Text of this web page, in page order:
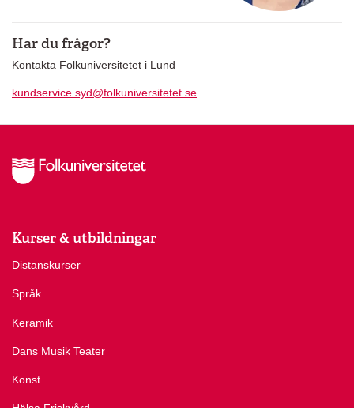
Har du frågor?
Kontakta Folkuniversitetet i Lund
kundservice.syd@folkuniversitetet.se
Kurser & utbildningar
Distanskurser
Språk
Keramik
Dans Musik Teater
Konst